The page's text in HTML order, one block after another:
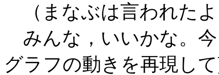
（まなぶは言われた
みんな，いいかな。
グラフの動きを再現し